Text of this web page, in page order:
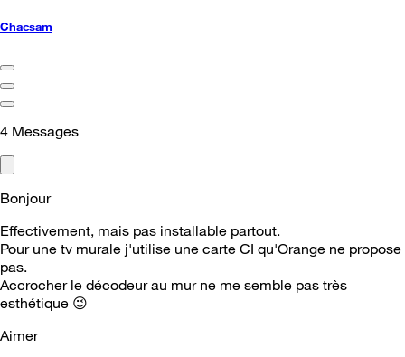
Chacsam
4 Messages
Bonjour
Effectivement, mais pas installable partout.
Pour une tv murale j'utilise une carte CI qu'Orange ne propose
pas.
Accrocher le décodeur au mur ne me semble pas très
esthétique 😉
Aimer